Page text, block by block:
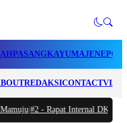
PASANGKAYUMAJENE
REDAKSICONTACTVISI
|#2 -Rapat Internal DKP Sulbar,